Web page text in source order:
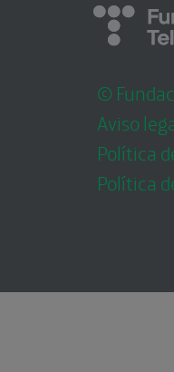
©
Aviso
Política
Política